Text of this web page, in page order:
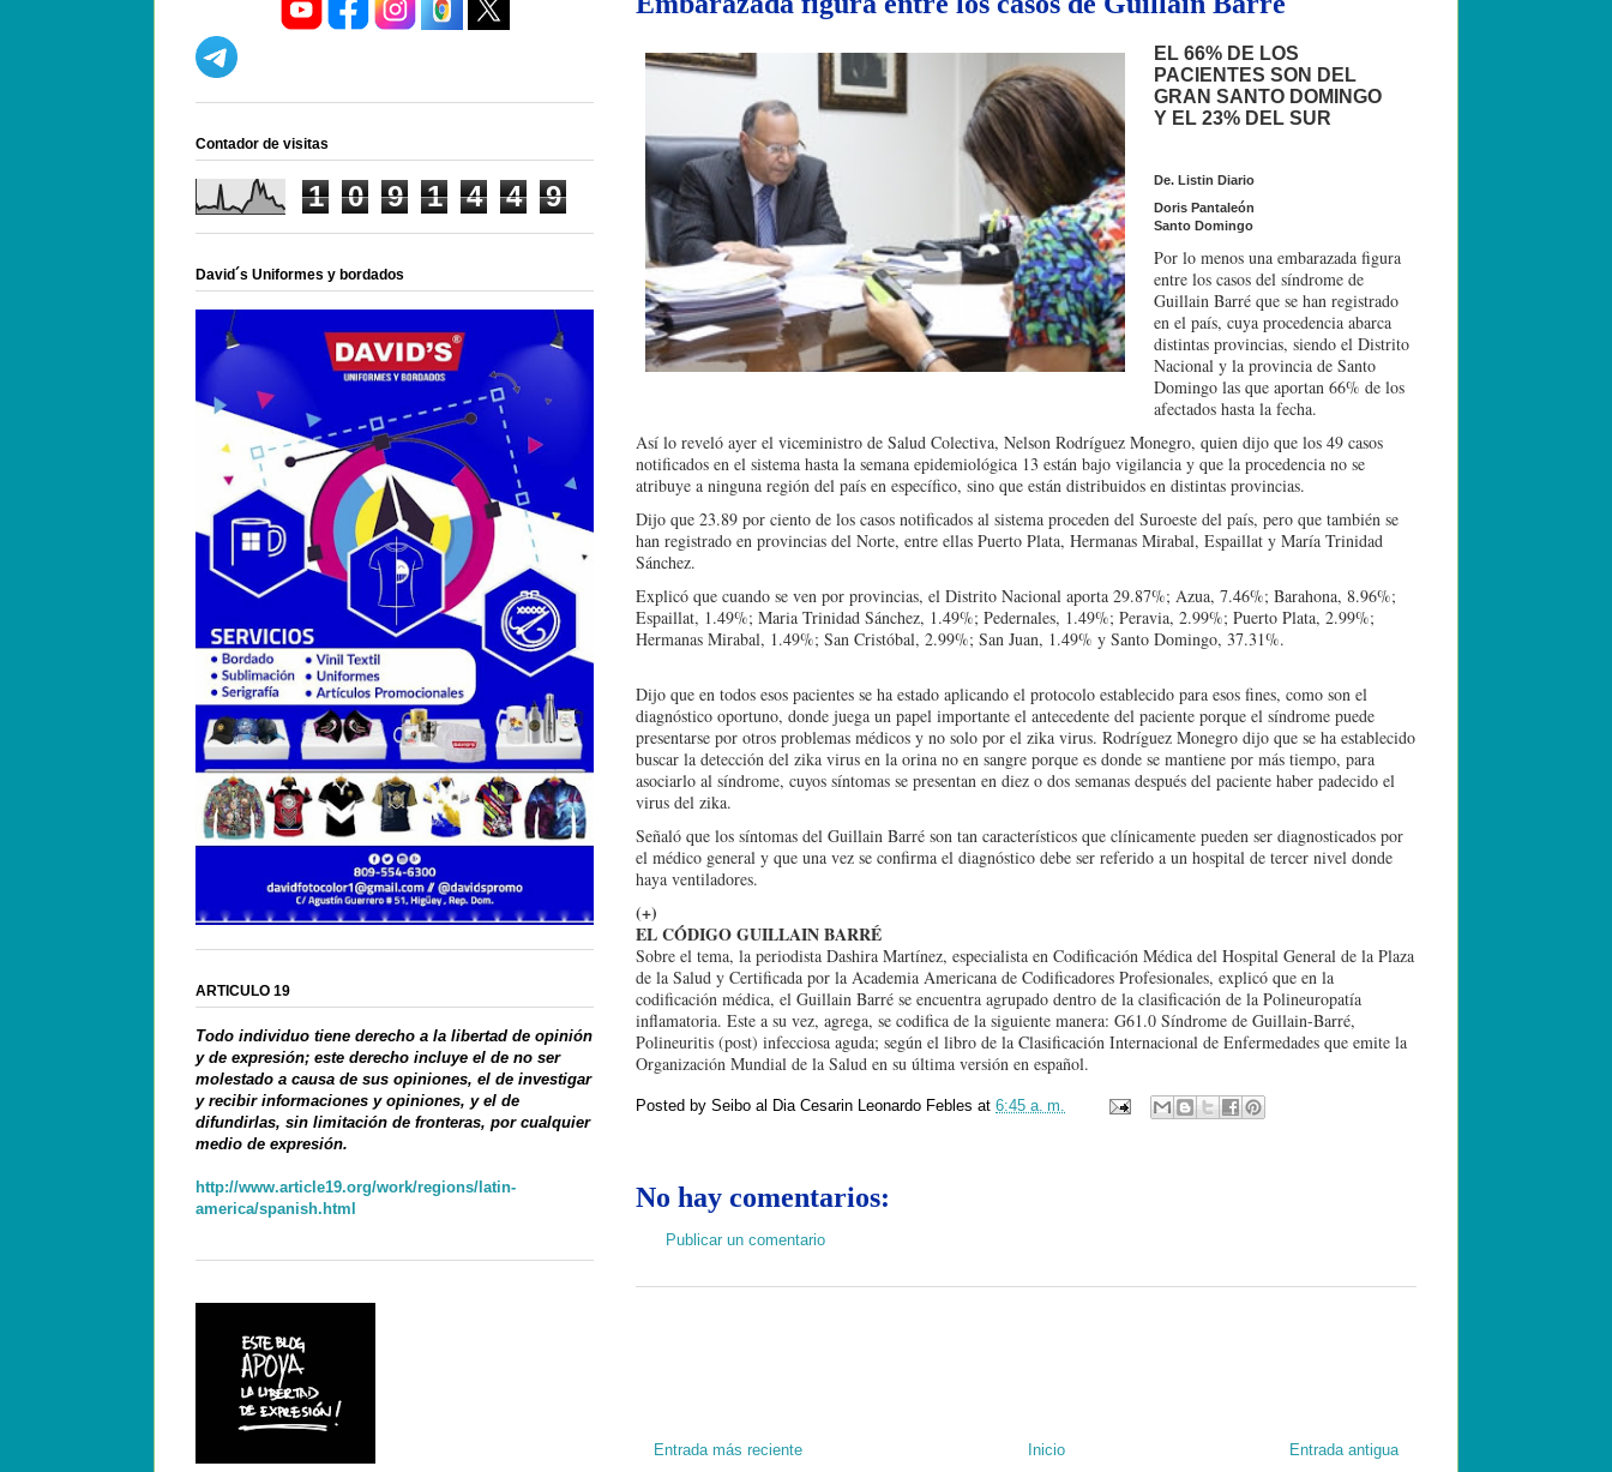
EL 66% DE LOS
PACIENTES SON DEL
GRAN SANTO DOMINGO
Y EL 23% DEL SUR
De. Listin Diario
Doris Pantaleón
Santo Domingo
Por lo menos una embarazada figura
entre los casos del síndrome de
Guillain Barré que se han registrado
en el país, cuya procedencia abarca
distintas provincias, siendo el Distrito
Nacional y la provincia de Santo
Domingo las que aportan 66% de los
afectados hasta la fecha.
Así lo reveló ayer el viceministro de Salud Colectiva, Nelson Rodríguez Monegro, quien dijo que los 49 casos
notificados en el sistema hasta la semana epidemiológica 13 están bajo vigilancia y que la procedencia no se
atribuye a ninguna región del país en específico, sino que están distribuidos en distintas provincias.
Dijo que 23.89 por ciento de los casos notificados al sistema proceden del Suroeste del país, pero que también se
han registrado en provincias del Norte, entre ellas Puerto Plata, Hermanas Mirabal, Espaillat y María Trinidad
Sánchez.
Explicó que cuando se ven por provincias, el Distrito Nacional aporta 29.87%; Azua, 7.46%; Barahona, 8.96%;
Espaillat, 1.49%; Maria Trinidad Sánchez, 1.49%; Pedernales, 1.49%; Peravia, 2.99%; Puerto Plata, 2.99%;
Hermanas Mirabal, 1.49%; San Cristóbal, 2.99%; San Juan, 1.49% y Santo Domingo, 37.31%.
Dijo que en todos esos pacientes se ha estado aplicando el protocolo establecido para esos fines, como son el
diagnóstico oportuno, donde juega un papel importante el antecedente del paciente porque el síndrome puede
presentarse por otros problemas médicos y no solo por el zika virus. Rodríguez Monegro dijo que se ha establecido
buscar la detección del zika virus en la orina no en sangre porque es donde se mantiene por más tiempo, para
asociarlo al síndrome, cuyos síntomas se presentan en diez o dos semanas después del paciente haber padecido el
virus del zika.
Señaló que los síntomas del Guillain Barré son tan característicos que clínicamente pueden ser diagnosticados por
el médico general y que una vez se confirma el diagnóstico debe ser referido a un hospital de tercer nivel donde
haya ventiladores.
(+)
EL CÓDIGO GUILLAIN BARRÉ
Sobre el tema, la periodista Dashira Martínez, especialista en Codificación Médica del Hospital General de la Plaza
de la Salud y Certificada por la Academia Americana de Codificadores Profesionales, explicó que en la
codificación médica, el Guillain Barré se encuentra agrupado dentro de la clasificación de la Polineuropatía
inflamatoria. Este a su vez, agrega, se codifica de la siguiente manera: G61.0 Síndrome de Guillain-Barré,
Polineuritis (post) infecciosa aguda; según el libro de la Clasificación Internacional de Enfermedades que emite la
Organización Mundial de la Salud en su última versión en español.
Posted by Seibo al Dia Cesarin Leonardo Febles at 6:45 a. m.
No hay comentarios:
Publicar un comentario
Entrada más reciente Entrada antigua
Inicio
Contador de visitas
1 0 9 1 4 4 9
David´s Uniformes y bordados
ARTICULO 19
Todo individuo tiene derecho a la libertad de opinión
y de expresión; este derecho incluye el de no ser
molestado a causa de sus opiniones, el de investigar
y recibir informaciones y opiniones, y el de
difundirlas, sin limitación de fronteras, por cualquier
medio de expresión.
http://www.article19.org/work/regions/latin-
america/spanish.html